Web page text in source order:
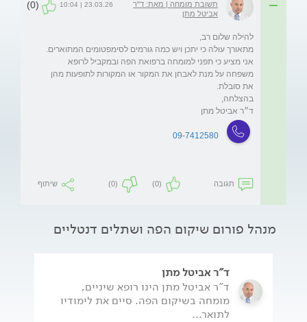
תשובת מומחה | מאת: ד"ר
אביטל מתן
23.03.26 | 10:04
(0)
מתאורך עולה כי יתכן ויש כמה גורמים לסימפטומים המתוארים.
אני מציע כי תפני למומחה ברפואת הפה ובמקביל לרופא
משפחה על מנת לאבחן את המקור או המקורות לתופעות מהן
ד״ר אביטל מתן
09-7412580
תגובה (0)
(0) שיתוף
מנהל פורום שיקום הפה ושתלים דנטליים
ד"ר אביטל מתן
ד"ר אביטל מתן הינו רופא שיניים,
מומחה בשיקום הפה. סיים את לימודיו
לתואר...